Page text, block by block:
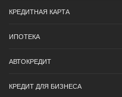
КРЕДИТНАЯ КАРТА
ИПОТЕКА
АВТОКРЕДИТ
КРЕДИТ ДЛЯ БИЗНЕСА